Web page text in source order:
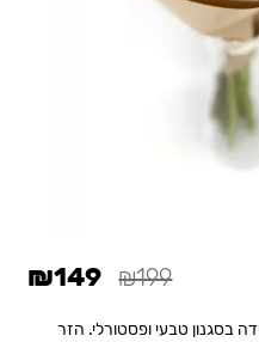
₪199
₪149
בסגנון טבעי ופסטורלי. הזר